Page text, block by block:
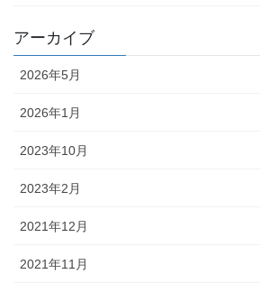
アーカイブ
2026年5月
2026年1月
2023年10月
2023年2月
2021年12月
2021年11月